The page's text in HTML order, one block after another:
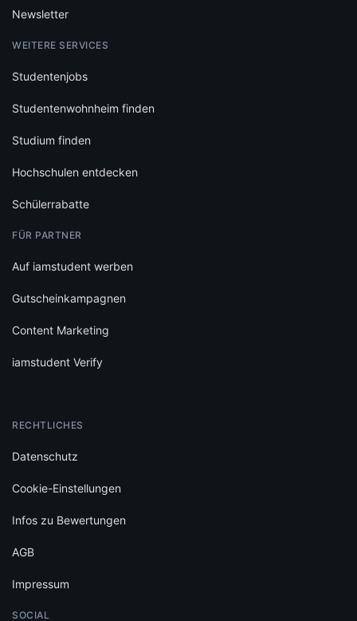
Newsletter
WEITERE SERVICES
Studentenjobs
Studentenwohnheim finden
Studium finden
Hochschulen entdecken
Schülerrabatte
FÜR PARTNER
Auf iamstudent werben
Gutscheinkampagnen
Content Marketing
iamstudent Verify
RECHTLICHES
Datenschutz
Cookie-Einstellungen
Infos zu Bewertungen
AGB
Impressum
SOCIAL